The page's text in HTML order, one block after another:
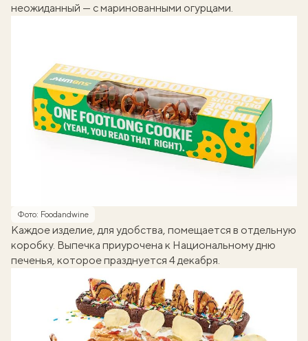
неожиданный — с маринованными огурцами.
Фото: Foodandwine
Каждое изделие, для удобства, помещается в отдельную
коробку. Выпечка приурочена к Национальному дню
печенья, которое празднуется 4 декабря.